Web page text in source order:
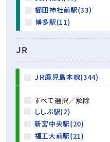
櫛田神社前駅(33)
博多駅(11)
ＪＲ
ＪＲ鹿児島本線(344)
すべて選択／解除
ししぶ駅(2)
新宮中央駅(20)
福工大前駅(21)